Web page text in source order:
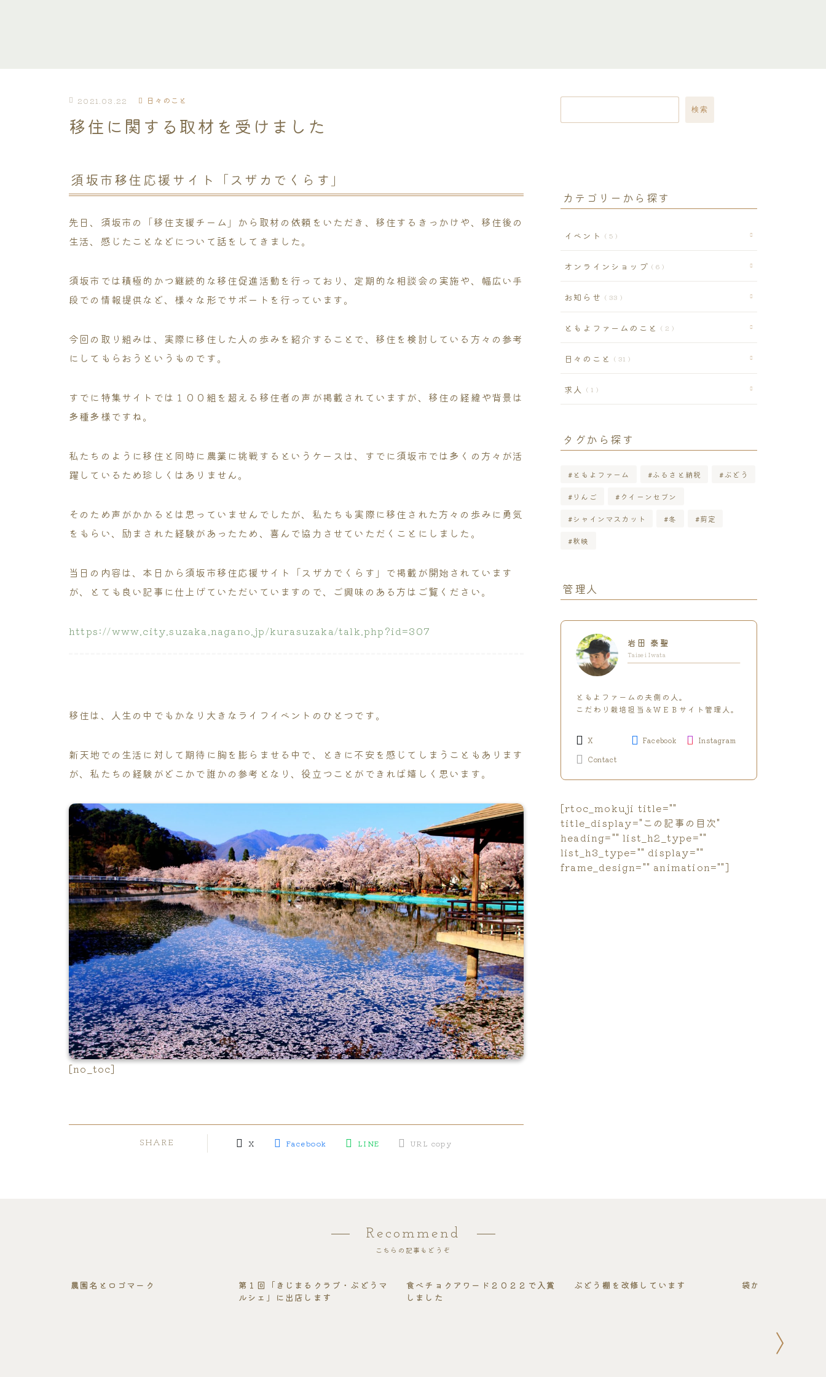
2021.03.22 日々のこと
移住に関する取材を受けました
須坂市移住応援サイト「スザカでくらす」
先日、須坂市の「移住支援チーム」から取材の依頼をいただき、移住するきっかけや、移住後の
生活、感じたことなどについて話をしてきました。
須坂市では積極的かつ継続的な移住促進活動を行っており、定期的な相談会の実施や、幅広い手
段での情報提供など、様々な形でサポートを行っています。
今回の取り組みは、実際に移住した人の歩みを紹介することで、移住を検討している方々の参考
にしてもらおうというものです。
すでに特集サイトでは１００組を超える移住者の声が掲載されていますが、移住の経緯や背景は
多種多様ですね。
私たちのように移住と同時に農業に挑戦するというケースは、すでに須坂市では多くの方々が活
躍しているため珍しくはありません。
そのため声がかかるとは思っていませんでしたが、私たちも実際に移住された方々の歩みに勇気
をもらい、励まされた経験があったため、喜んで協力させていただくことにしました。
当日の内容は、本日から須坂市移住応援サイト「スザカでくらす」で掲載が開始されています
が、とても良い記事に仕上げていただいていますので、ご興味のある方はご覧ください。
https://www.city.suzaka.nagano.jp/kurasuzaka/talk.php?id=307
移住は、人生の中でもかなり大きなライフイベントのひとつです。
新天地での生活に対して期待に胸を膨らませる中で、ときに不安を感じてしまうこともあります
が、私たちの経験がどこかで誰かの参考となり、役立つことができれば嬉しく思います。
[no_toc]
SHARE X Facebook LINE URL copy
検索
カテゴリーから探す
イベント 5
オンラインショップ 6
お知らせ 33
ともよファームのこと 2
日々のこと 31
求人 1
タグから探す
ともよファーム ふるさと納税 ぶどう
りんご クイーンセブン
シャインマスカット 冬 剪定
秋映
管理人
岩田 泰聖
Taisei Iwata
ともよファームの夫側の人。
こだわり栽培担当＆ＷＥＢサイト管理人。
X Facebook
Instagram
Contact
[rtoc_mokuji title=""
title_display="この記事の目次"
heading="" list_h2_type=""
list_h3_type="" display=""
frame_design="" animation=""]
Recommend
こちらの記事もどうぞ
農園名とロゴマーク
第１回「きじまるクラブ・ぶどうマ
ルシェ」に出店します
食べチョクアワード２０２２で入賞
しました
ぶどう棚を改修しています 袋かけと傘かけが